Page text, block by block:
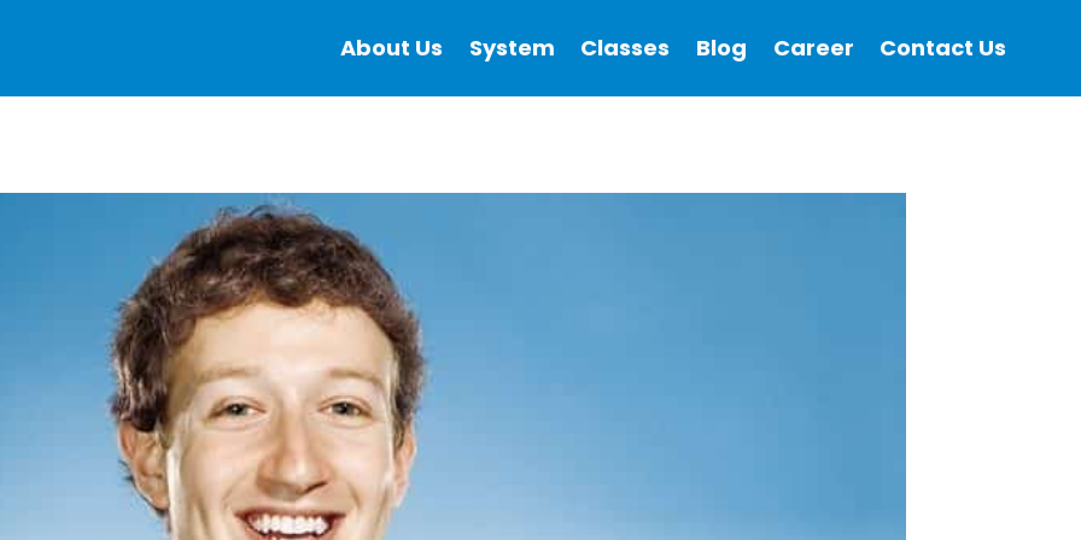
About Us System Classes Blog Career Contact Us